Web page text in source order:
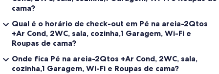
cama?
Qual é o horário de check-out em Pé na areia-2Qtos
+Ar Cond, 2WC, sala, cozinha,1 Garagem, Wi-Fi e
Roupas de cama?
Onde fica Pé na areia-2Qtos +Ar Cond, 2WC, sala,
cozinha,1 Garagem, Wi-Fi e Roupas de cama?